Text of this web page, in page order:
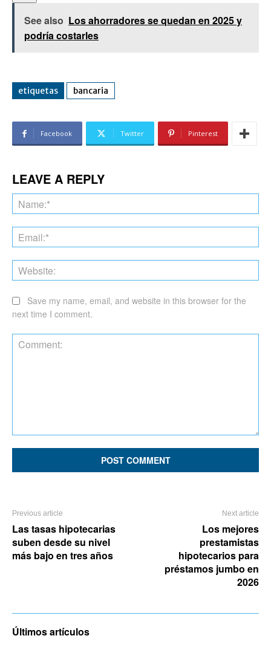
See also Los ahorradores se quedan en 2025 y
podría costarles
etiquetas bancaria
Facebook Twitter Pinterest
LEAVE A REPLY
Save my name, email, and website in this browser for the
next time I comment.
Previous article
Las tasas hipotecarias
suben desde su nivel
más bajo en tres años
Next article
Los mejores
prestamistas
hipotecarios para
préstamos jumbo en
2026
Últimos artículos